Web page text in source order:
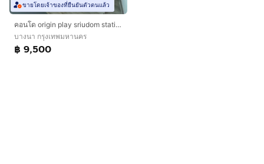
ขายโดยเจ้าของที่ยืนยันตัวตนแล้ว
คอนโด origin play sriudom station ออริจิ้น เพลย์ ศรีอุดม
บางนา กรุงเทพมหานคร
฿ 9,500